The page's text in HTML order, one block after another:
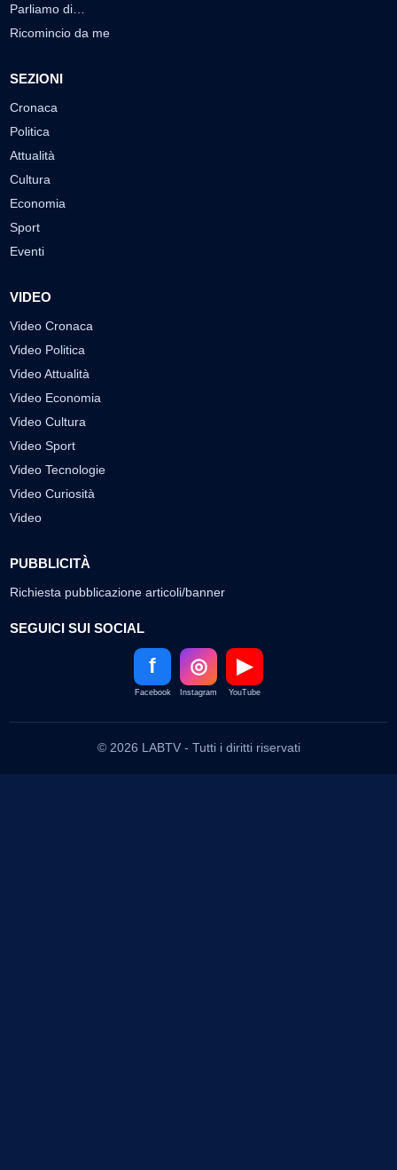
Parliamo di…
Ricomincio da me
SEZIONI
Cronaca
Politica
Attualità
Cultura
Economia
Sport
Eventi
VIDEO
Video Cronaca
Video Politica
Video Attualità
Video Economia
Video Cultura
Video Sport
Video Tecnologie
Video Curiosità
Video
PUBBLICITÀ
Richiesta pubblicazione articoli/banner
SEGUICI SUI SOCIAL
f
Facebook
◎
Instagram
▶
YouTube
© 2026 LABTV - Tutti i diritti riservati